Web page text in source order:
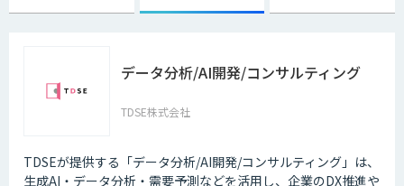
されるケースも増えてきています。また、都心部に本社を置く企業が郊外
にサテライトオフィスを構えたり、地方に本社を構える企業が都心部にサ
テライトオフィスを構えたりするケースも多くなっています。
を導入する企業が一気に増加しましたが、実はそれ以前からテレワークを
導入する企業は少しずつ増加している状況でした。
データ分析/AI開発/コンサルティング
TDSE株式会社
TDSEが提供する「データ分析/AI開発/コンサルティング」は、
生成AI・データ分析・需要予測などを活用し、企業のDX推進や